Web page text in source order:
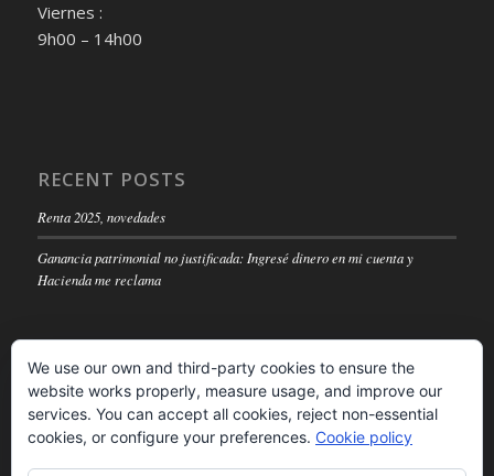
Viernes :
9h00 – 14h00
RECENT POSTS
Renta 2025, novedades
Ganancia patrimonial no justificada: Ingresé dinero en mi cuenta y
Hacienda me reclama
LEGAL NOTICE
Read
We use our own and third-party cookies to ensure the
website works properly, measure usage, and improve our
services. You can accept all cookies, reject non-essential
cookies, or configure your preferences. Cookie policy